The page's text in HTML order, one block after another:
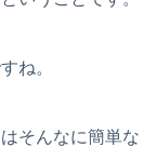
ね。
そんなに簡単な